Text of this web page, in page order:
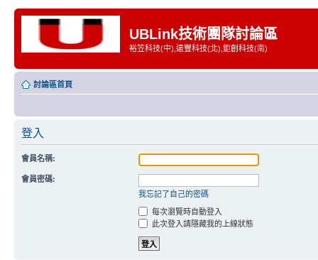
UBLink技術團隊討論區
裕笠科技(中),遠豐科技(北),鉅創科技(南)
討論區首頁
登入
會員名稱:
會員密碼:
我忘記了自己的密碼
每次瀏覽時自動登入
此次登入請隱藏我的上線狀態